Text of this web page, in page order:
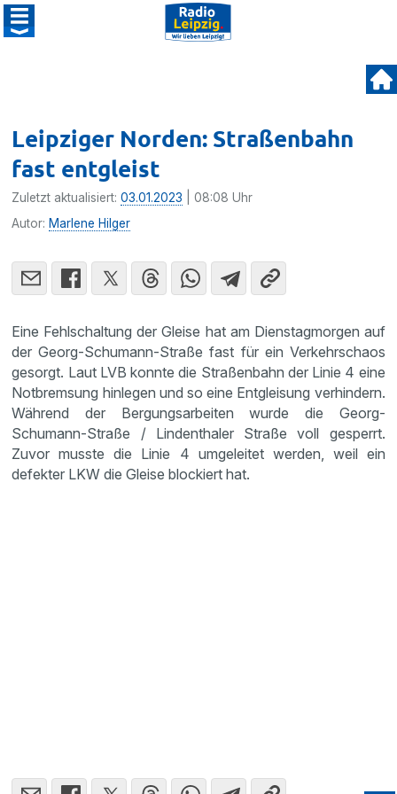
Leipziger Norden: Straßenbahn
fast entgleist
Zuletzt aktualisiert:03.01.2023 | 08:08 Uhr
Autor: Marlene Hilger
Eine Fehlschaltung der Gleise hat am Dienstagmorgen auf
der Georg-Schumann-Straße fast für ein Verkehrschaos
gesorgt. Laut LVB konnte die Straßenbahn der Linie 4 eine
Notbremsung hinlegen und so eine Entgleisung verhindern.
Während der Bergungsarbeiten wurde die Georg-
Schumann-Straße / Lindenthaler Straße voll gesperrt.
Zuvor musste die Linie 4 umgeleitet werden, weil ein
defekter LKW die Gleise blockiert hat.